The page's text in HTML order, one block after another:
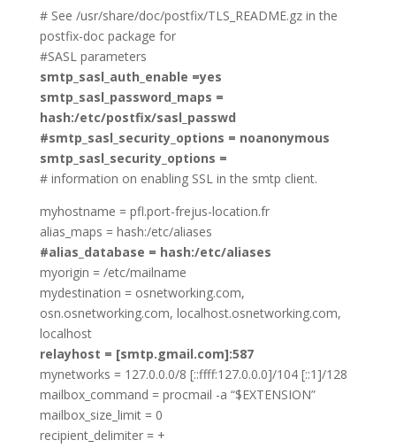
# See /usr/share/doc/postfix/TLS_README.gz in the
postfix-doc package for
#SASL parameters
smtp_sasl_auth_enable =yes
smtp_sasl_password_maps =
hash:/etc/postfix/sasl_passwd
#smtp_sasl_security_options = noanonymous
smtp_sasl_security_options =
# information on enabling SSL in the smtp client.
myhostname = pfl.port-frejus-location.fr
alias_maps = hash:/etc/aliases
#alias_database = hash:/etc/aliases
myorigin = /etc/mailname
mydestination = osnetworking.com,
osn.osnetworking.com, localhost.osnetworking.com,
localhost
relayhost = [smtp.gmail.com]:587
mynetworks = 127.0.0.0/8 [::ffff:127.0.0.0]/104 [::1]/128
mailbox_command = procmail -a “$EXTENSION”
mailbox_size_limit = 0
recipient_delimiter = +